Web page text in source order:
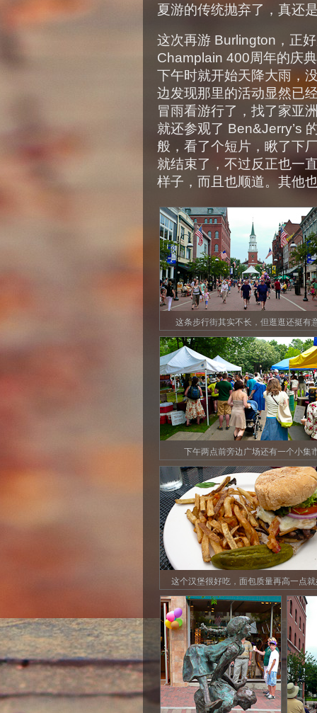
夏游的传统抛弃了，真还
这次再游 Burlington，正
Champlain 400周年的庆
下午时就开始天降大雨，
边发现那里的活动显然已
冒雨看游行了，找了家亚
就还参观了 Ben&Jerry’s
般，看了个短片，瞅了下
就结束了，不过反正也一
样子，而且也顺道。其他
这条步行街其实不长，但逛逛还挺有
下午两点前旁边广场还有一个小集
这个汉堡很好吃，面包质量再高一点就